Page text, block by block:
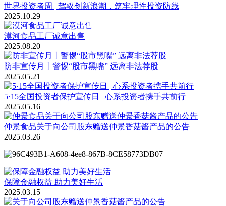
世界投资者周 | 驾驭创新浪潮，筑牢理性投资防线
2025.10.29
漠河食品工厂诚意出售
2025.08.20
防非宣传月丨警惕“股市黑嘴” 远离非法荐股
2025.05.21
5·15全国投资者保护宣传日 | 心系投资者携手共前行
2025.05.16
仲景食品关于向公司股东赠送仲景香菇酱产品的公告
2025.03.26
保障金融权益 助力美好生活
2025.03.15